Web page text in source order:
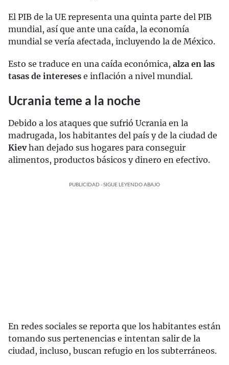
El PIB de la UE representa una quinta parte del PIB
mundial, así que ante una caída, la economía
mundial se vería afectada, incluyendo la de México.
Esto se traduce en una caída económica, alza en las
tasas de intereses e inflación a nivel mundial.
Ucrania teme a la noche
Debido a los ataques que sufrió Ucrania en la
madrugada, los habitantes del país y de la ciudad de
Kievhan dejado sus hogares para conseguir
alimentos, productos básicos y dinero en efectivo.
PUBLICIDAD - SIGUE LEYENDO ABAJO
En redes sociales se reporta que los habitantes están
tomando sus pertenencias e intentan salir de la
ciudad, incluso, buscan refugio en los subterráneos.